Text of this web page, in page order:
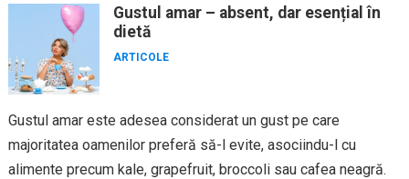
Gustul amar – absent, dar esențial în
dietă
ARTICOLE
Gustul amar este adesea considerat un gust pe care
majoritatea oamenilor preferă să-l evite, asociindu-l cu
alimente precum kale, grapefruit, broccoli sau cafea neagră.